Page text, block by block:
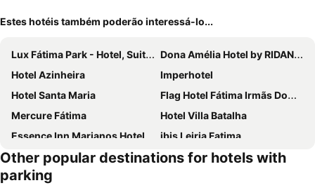
Estes hotéis também poderão interessá-lo...
Lux Fátima Park - Hotel, Suites & Residence
Dona Amélia Hotel by RIDAN Hotels
Hotel Azinheira
Imperhotel
Hotel Santa Maria
Flag Hotel Fátima Irmãs Dominicanas
Mercure Fátima
Hotel Villa Batalha
Essence Inn Marianos Hotel
ibis Leiria Fatima
Hotel Rosa Mística by Umbral
Aurea Fatima Hotel Congress & Spa
Hotel Estrela De Fatima
Other popular destinations for hotels with
parking